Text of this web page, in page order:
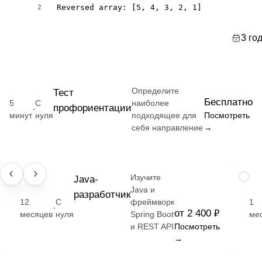
2
Reversed array: [5, 4, 3, 2, 1]
3
5
минут
·
С
нуля
Тест
профориентации
Определите
наиболее
подходящее для
себя направление
Бесплатно
Посмотреть
→
ПРОФЕССИЯ
12
месяцев
·
С
нуля
Java-
разработчик
Изучите
Java и
фреймворк
Spring Boot
и REST API
от 2 400 ₽
Посмотреть
→
1